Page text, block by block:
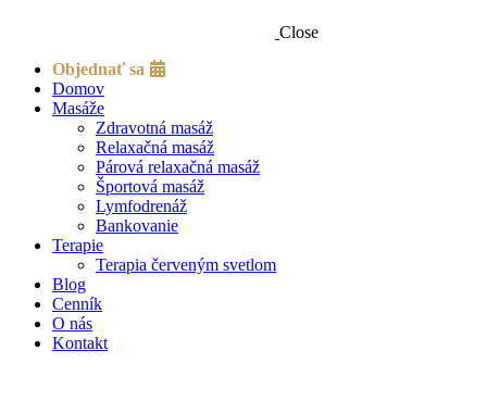
Close
Objednať sa
Domov
Masáže
Zdravotná masáž
Relaxačná masáž
Párová relaxačná masáž
Športová masáž
Lymfodrenáž
Bankovanie
Terapie
Terapia červeným svetlom
Blog
Cenník
O nás
Kontakt